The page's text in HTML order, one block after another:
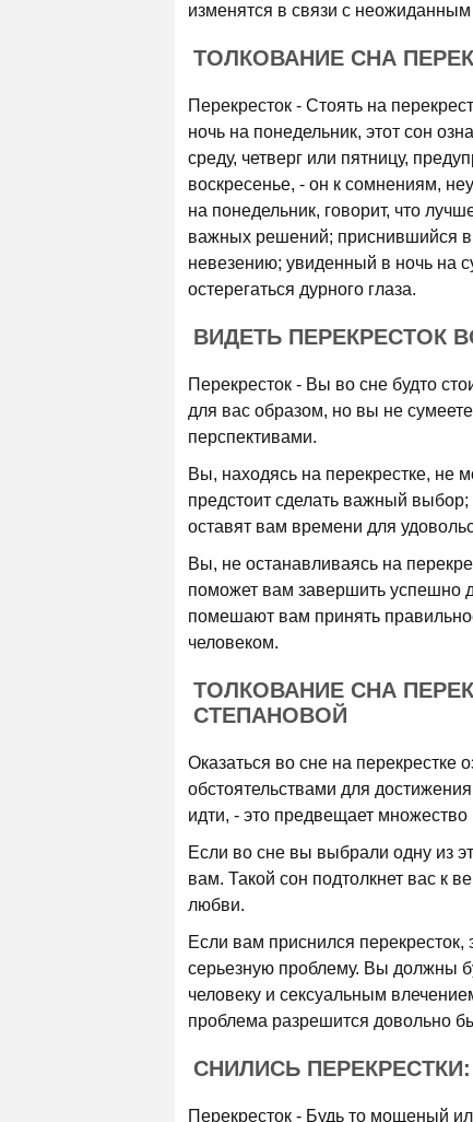
изменятся в связи с
ТОЛКОВАНИЕ СНА
Перекресток - Стоять на
ночь на понедельник, этот сон
среду, четверг или пятницу,
воскресенье, - он к сомнениям,
на понедельник, говорит, что
важных решений; приснившийся в
невезению; увиденный в ночь на
остерегаться дурного глаза.
ВИДЕТЬ ПЕРЕКРЕСТОК
Перекресток - Вы во сне будто
для вас образом, но вы не
перспективами.
Вы, находясь на перекрестке, не
предстоит сделать важный
оставят вам времени для
Вы, не останавливаясь на
поможет вам завершить успешно
помешают вам принять
человеком.
ТОЛКОВАНИЕ СНА
СТЕПАНОВОЙ
Оказаться во сне на перекрестке
обстоятельствами для
идти, - это предвещает
Если во сне вы выбрали одну из
вам. Такой сон подтолкнет вас к
любви.
Если вам приснился
серьезную проблему. Вы должны
человеку и сексуальным
проблема разрешится довольно
СНИЛИСЬ
Перекресток - Будь то мощеный